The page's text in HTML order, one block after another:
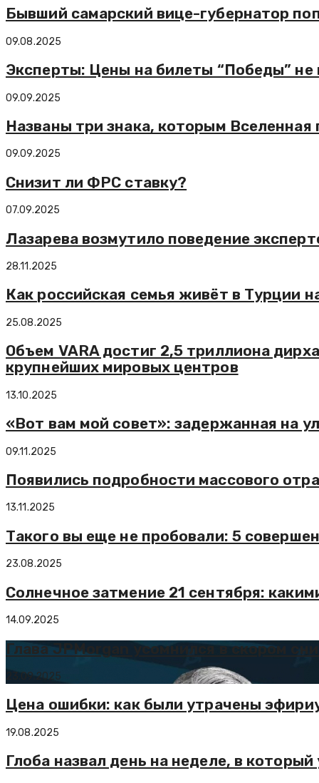
Бывший самарский вице-губернатор
09.08.2025
Эксперты: Цены на билеты “Победы” не
09.09.2025
Названы три знака, которым
09.09.2025
Снизит ли ФРС ставку?
07.09.2025
Лазарева возмутило поведение
28.11.2025
Как российская семья живёт в Турции
25.08.2025
Объем VARA достиг 2,5 триллиона
крупнейших мировых центров
13.10.2025
«Вот вам мой совет»: задержанная на
09.11.2025
Появились подробности массового
13.11.2025
Такого вы еще не пробовали: 5
23.08.2025
Солнечное затмение 21 сентября:
14.09.2025
Глава JPMorgan усомнился в скором
23.09.2025
Цена ошибки: как были утрачены
19.08.2025
Глоба назвал день на неделе, в